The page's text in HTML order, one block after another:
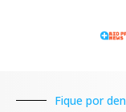
Fique por